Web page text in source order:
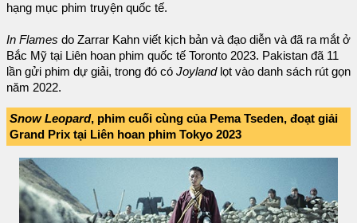
hạng mục phim truyện quốc tế.
In Flames do Zarrar Kahn viết kịch bản và đạo diễn và đã ra mắt ở
Bắc Mỹ tại Liên hoan phim quốc tế Toronto 2023. Pakistan đã 11
lần gửi phim dự giải, trong đó có Joyland lọt vào danh sách rút gọn
năm 2022.
Snow Leopard, phim cuối cùng của Pema Tseden, đoạt giải
Grand Prix tại Liên hoan phim Tokyo 2023